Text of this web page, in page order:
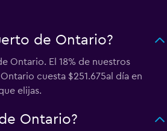
de Ontario?
Ontario. El 18% de nuestros
cuesta $251.675al día en
elijas.
Ontario?